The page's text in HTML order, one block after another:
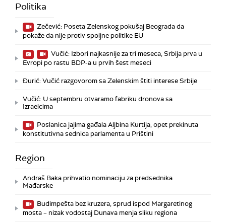
Politika
Zečević: Poseta Zelenskog pokušaj Beograda da
pokaže da nije protiv spoljne politike EU
Vučić: Izbori najkasnije za tri meseca, Srbija prva u
Evropi po rastu BDP-a u prvih šest meseci
Đurić: Vučić razgovorom sa Zelenskim štiti interese Srbije
Vučić: U septembru otvaramo fabriku dronova sa
Izraelcima
Poslanica jajima gađala Aljbina Kurtija, opet prekinuta
konstitutivna sednica parlamenta u Prištini
Region
Andraš Baka prihvatio nominaciju za predsednika
Mađarske
Budimpešta bez kruzera, sprud ispod Margaretinog
mosta – nizak vodostaj Dunava menja sliku regiona